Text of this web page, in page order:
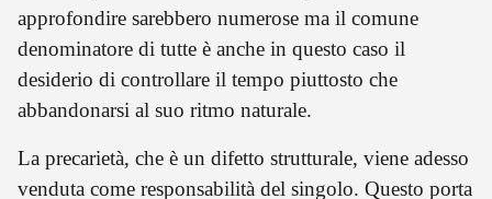
approfondire sarebbero numerose ma il comune
denominatore di tutte è anche in questo caso il
desiderio di controllare il tempo piuttosto che
abbandonarsi al suo ritmo naturale.
La precarietà, che è un difetto strutturale, viene adesso
venduta come responsabilità del singolo. Questo porta